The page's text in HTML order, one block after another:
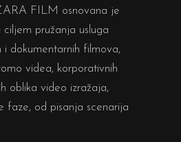
FILM osnovana je
pružanja usluga
i dokumentarnih filmova,
videa, korporativnih
oblika video izražaja,
faze, od pisanja scenarija